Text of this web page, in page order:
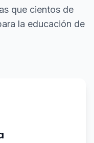
que cientos de
la educación de